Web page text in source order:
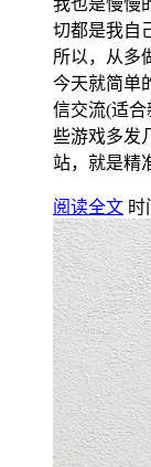
切都是我自
所以，从多
今天就简
信交流(适
些游戏多发
站，就是精
阅读全文 时